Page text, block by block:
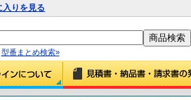
入りを見る
型番まとめ検索»